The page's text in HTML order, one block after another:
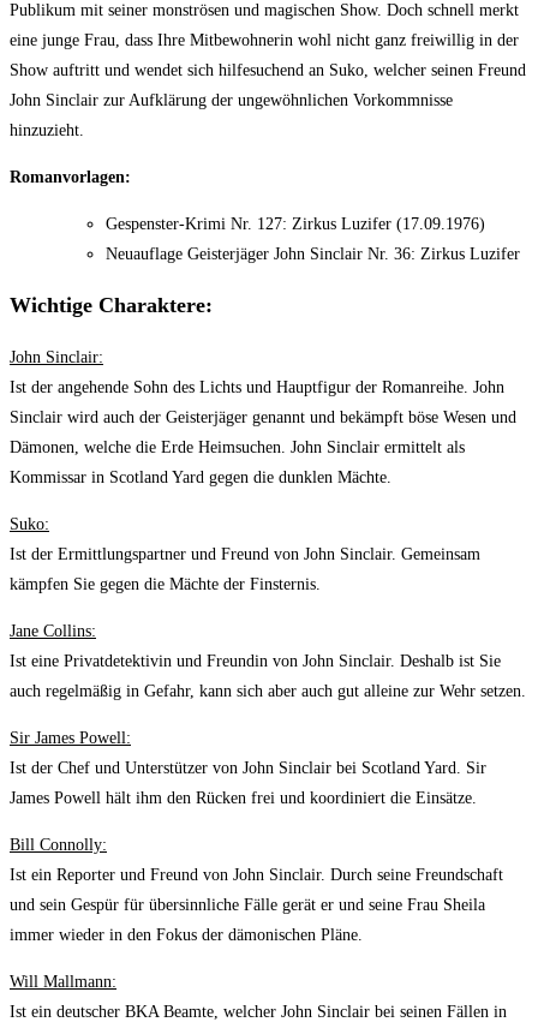
Publikum mit seiner monströsen und magischen Show. Doch schnell merkt
eine junge Frau, dass Ihre Mitbewohnerin wohl nicht ganz freiwillig in der
Show auftritt und wendet sich hilfesuchend an Suko, welcher seinen Freund
John Sinclair zur Aufklärung der ungewöhnlichen Vorkommnisse
hinzuzieht.
Romanvorlagen:
Gespenster-Krimi Nr. 127: Zirkus Luzifer (17.09.1976)
Neuauflage Geisterjäger John Sinclair Nr. 36: Zirkus Luzifer
Wichtige Charaktere:
John Sinclair:
Ist der angehende Sohn des Lichts und Hauptfigur der Romanreihe. John
Sinclair wird auch der Geisterjäger genannt und bekämpft böse Wesen und
Dämonen, welche die Erde Heimsuchen. John Sinclair ermittelt als
Kommissar in Scotland Yard gegen die dunklen Mächte.
Suko:
Ist der Ermittlungspartner und Freund von John Sinclair. Gemeinsam
kämpfen Sie gegen die Mächte der Finsternis.
Jane Collins:
Ist eine Privatdetektivin und Freundin von John Sinclair. Deshalb ist Sie
auch regelmäßig in Gefahr, kann sich aber auch gut alleine zur Wehr setzen.
Sir James Powell:
Ist der Chef und Unterstützer von John Sinclair bei Scotland Yard. Sir
James Powell hält ihm den Rücken frei und koordiniert die Einsätze.
Bill Connolly:
Ist ein Reporter und Freund von John Sinclair. Durch seine Freundschaft
und sein Gespür für übersinnliche Fälle gerät er und seine Frau Sheila
immer wieder in den Fokus der dämonischen Pläne.
Will Mallmann:
Ist ein deutscher BKA Beamte, welcher John Sinclair bei seinen Fällen in